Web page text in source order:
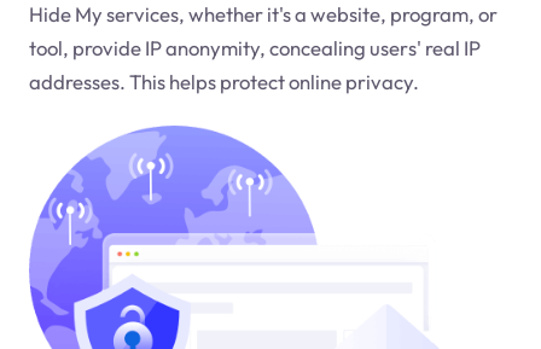
Hide My services, whether it's a website, program, or
tool, provide IP anonymity, concealing users' real IP
addresses. This helps protect online privacy.